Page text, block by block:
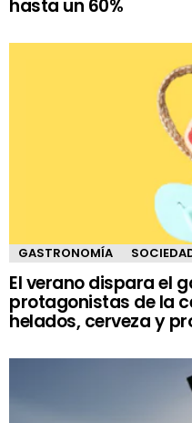
hasta un 60%
GASTRONOMÍA
El verano dispara el
protagonistas de la
helados, cerveza y